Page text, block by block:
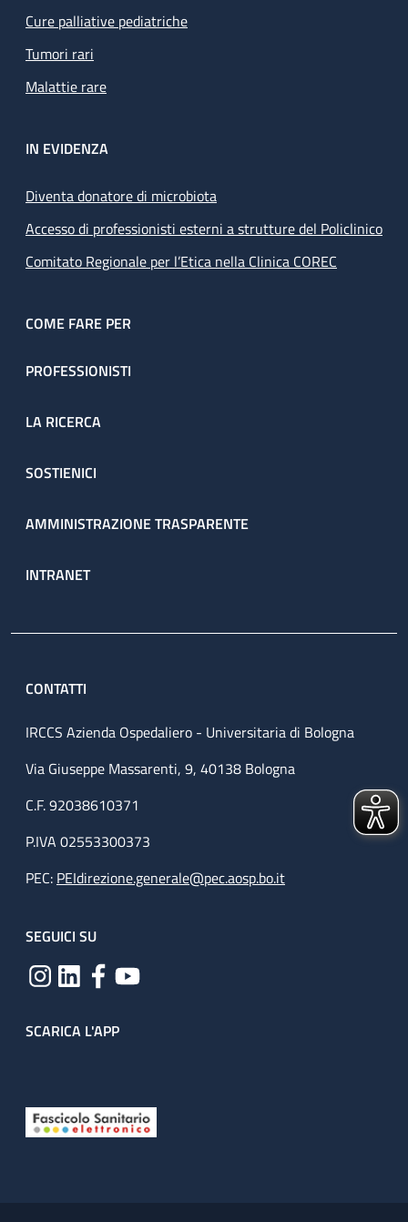
Cure palliative pediatriche
Tumori rari
Malattie rare
IN EVIDENZA
Diventa donatore di microbiota
Accesso di professionisti esterni a strutture del Policlinico
Comitato Regionale per l’Etica nella Clinica COREC
COME FARE PER
PROFESSIONISTI
LA RICERCA
SOSTIENICI
AMMINISTRAZIONE TRASPARENTE
INTRANET
CONTATTI
IRCCS Azienda Ospedaliero - Universitaria di Bologna
Via Giuseppe Massarenti, 9, 40138 Bologna
C.F. 92038610371
P.IVA 02553300373
PEC: PEIdirezione.generale@pec.aosp.bo.it
SEGUICI SU
SCARICA L'APP